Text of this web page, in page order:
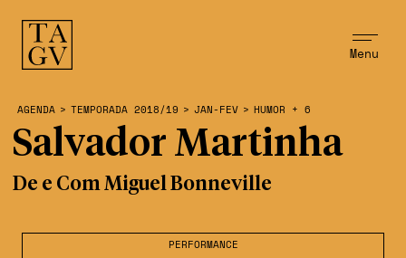
Menu
PERFORMANCE
AGENDA > TEMPORADA 2018/19 > JAN-FEV > HUMOR + 6
Salvador Martinha
De e Com Miguel Bonneville